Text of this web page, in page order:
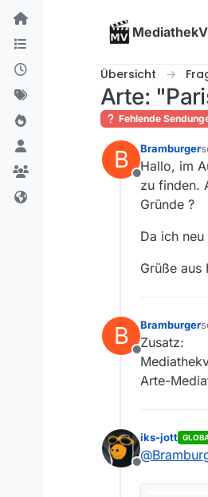
Skip to content
Übersicht
Arte:
Fehlende
B
Offline
Bramburger
Hallo, im
zu finden.
Gründe ?
Da ich
Grüße aus
B
Offline
Bramburger
Zusatz:
Arte-
Offline
iks-jott
@